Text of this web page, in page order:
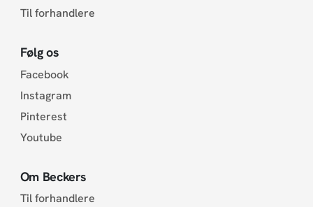
Til forhandlere
Følg os
Facebook
Instagram
Pinterest
Youtube
Om Beckers
Til forhandlere